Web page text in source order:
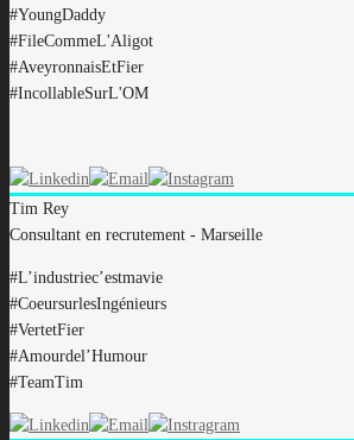
#YoungDaddy
#FileCommeL'Aligot
#AveyronnaisEtFier
#IncollableSurL'OM
Tim Rey
Consultant en recrutement - Marseille
#L’industriec’estmavie
#CoeursurlesIngénieurs
#VertetFier
#Amourdel’Humour
#TeamTim